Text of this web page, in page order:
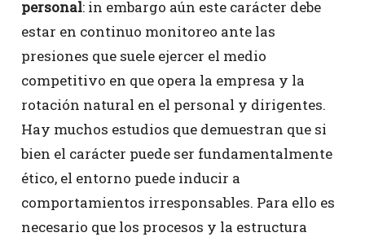
personal: in embargo aún este carácter debe
estar en continuo monitoreo ante las
presiones que suele ejercer el medio
competitivo en que opera la empresa y la
rotación natural en el personal y dirigentes.
Hay muchos estudios que demuestran que si
bien el carácter puede ser fundamentalmente
ético, el entorno puede inducir a
comportamientos irresponsables. Para ello es
necesario que los procesos y la estructura